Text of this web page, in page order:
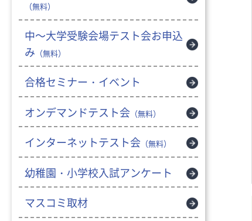
（無料）
中～大学受験会場テスト会お申込
み （無料）
合格セミナー・イベント
オンデマンドテスト会 （無料）
インターネットテスト会 （無料）
幼稚園・小学校入試アンケート
マスコミ取材